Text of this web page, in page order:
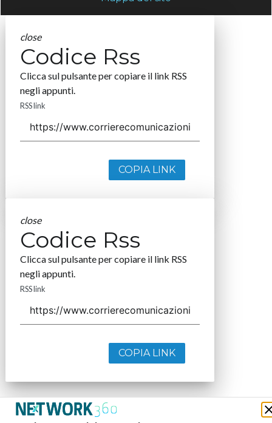
close
Codice Rss
Clicca sul pulsante per copiare il link RSS
negli appunti.
RSS link
COPIA LINK
close
Codice Rss
Clicca sul pulsante per copiare il link RSS
negli appunti.
RSS link
COPIA LINK